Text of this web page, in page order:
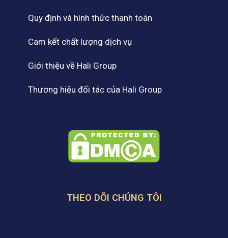
Quy định và hình thức thanh toán
Cam kết chất lượng dịch vụ
Giới thiệu về Hali Group
Thương hiệu đối tác của Hali Group
THEO DÕI CHÚNG TÔI